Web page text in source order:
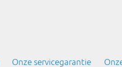
Onze servicegarantie